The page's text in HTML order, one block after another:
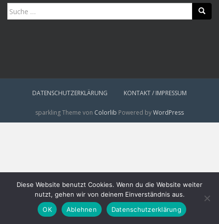
Suche
nach:
DATENSCHUTZERKLÄRUNG KONTAKT / IMPRESSUM
sparkling Theme von Colorlib Powered byWordPress
Diese Website benutzt Cookies. Wenn du die Website weiter
nutzt, gehen wir von deinem Einverständnis aus.
OK
Ablehnen Datenschutzerklärung